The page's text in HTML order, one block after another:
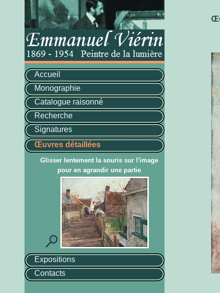
Accueil
Monographie
Catalogue raisonné
Recherche
Signatures
Œuvres détaillées
Glisser lentement la souris sur l'image
pour en agrandir une partie
Expositions
Contacts